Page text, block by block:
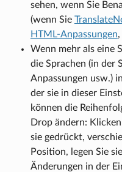
sehen, wenn Sie
(wenn Sie
HTML-Anpassungen,
Wenn mehr als eine
die Sprachen (in der
Anpassungen usw.)
der sie in dieser
können die
Drop ändern:
sie gedrückt,
Position, legen Sie
Änderungen in der